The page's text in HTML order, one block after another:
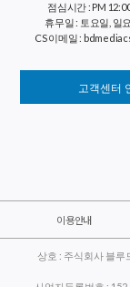
점심시간 : PM
휴무일 : 토요일, 일
CS 이메일 :
고객센터
이용안내
상호 : 주식회사 블